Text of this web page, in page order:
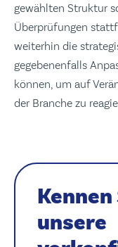
gewählten Struktur
Überprüfungen
weiterhin die
gegebenenfalls
können, um auf
der Branche zu
unsere